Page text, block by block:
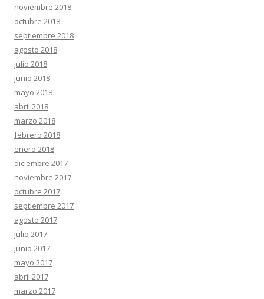
noviembre 2018
octubre 2018
septiembre 2018
agosto 2018
julio 2018
junio 2018
mayo 2018
abril 2018
marzo 2018
febrero 2018
enero 2018
diciembre 2017
noviembre 2017
octubre 2017
septiembre 2017
agosto 2017
julio 2017
junio 2017
mayo 2017
abril 2017
marzo 2017